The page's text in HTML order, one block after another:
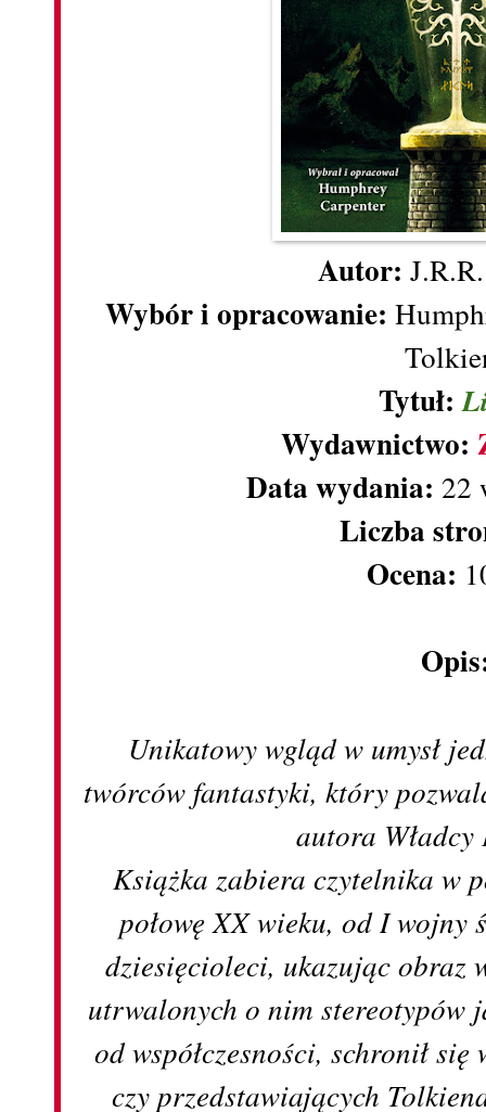
Autor:
Wybór i opracowanie:
Tytuł:
Wydawnictwo:
Data wydania: 22
Liczba
Ocena:
Unikatowy wgląd w umysł
twórców fantastyki, który
autora
Książka zabiera czytelnika w
połowę XX wieku, od I wojny
dziesięcioleci, ukazując obraz
utrwalonych o nim stereotypów
od współczesności, schronił
czy przedstawiających